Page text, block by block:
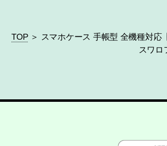
TOP＞ スマホケース 手帳型 全機種対応
スワロ